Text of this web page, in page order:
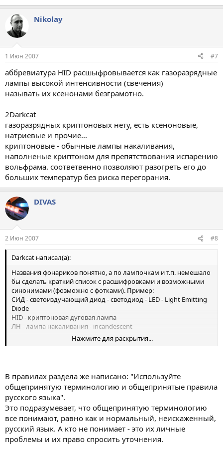
Nikolay
1 Июн 2007 #7
аббревиатура HID расшыфровывается как газоразрядные
лампы высокой интенсивности (свечения)
называть их ксенонами безграмотно.
2Darkcat
газоразрядных криптоновых нету, есть ксеноновые,
натриевые и прочие...
криптоновые - обычные лампы накаливания,
наполненые криптоном для препятствования испарению
вольфрама. соответвенно позволяют разогреть его до
больших температур без риска перегорания.
DIVAS
2 Июн 2007 #8
Darkcat написал(а):
Названия фонариков понятно, а по лампочкам и т.п. немешало
бы сделать краткий список с расшифровками и возможными
синонимами (фозможно с фотками). Пример:
СИД - светоиздучающий диод - светодиод - LED - Light Emitting
Diode
HID - криптоновая дуговая лампа
ЛН - лампа накаливания - incandescent
Ну и термоклей тудаже (где бы только его нормальное
Нажмите для раскрытия...
В правилах раздела же написано: "Используйте
общепринятую терминологию и общепринятые правила
русского языка".
Это подразумевает, что общепринятую терминологию
все понимают, равно как и нормальный, неискаженный,
русский язык. А кто не понимает - это их личные
проблемы и их право спросить уточнения.